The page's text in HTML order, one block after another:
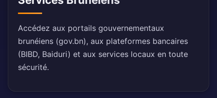
Accédez aux portails gouvernementaux
brunéiens (gov.bn), aux plateformes bancaires
(BIBD, Baiduri) et aux services locaux en toute
sécurité.